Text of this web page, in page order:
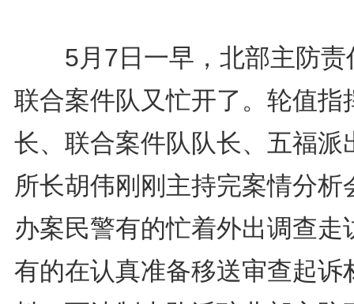
5月7日一早，北部主防责
联合案件队又忙开了。轮值指
长、联合案件队队长、五福派
所长胡伟刚刚主持完案情分析
办案民警有的忙着外出调查走
有的在认真准备移送审查起诉